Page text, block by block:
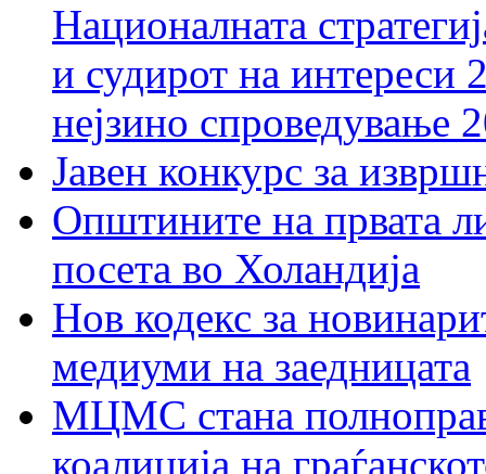
Националната
и судирот на интереси
нејзино спроведување
Јавен конкурс за
Општините на првата
посета во Холандија
Нов кодекс за
медиуми на заедницата
МЦМС стана
коалиција на